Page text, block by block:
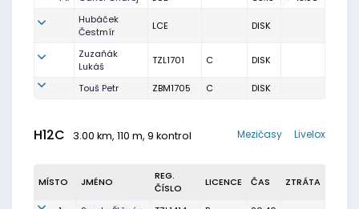
Hubáček
Čestmír
LCE DISK
Zuzaňák
Lukáš
TZL1701 C DISK
Touš Petr ZBM1705 C DISK
H12C 3.00 km, 110 m, 9 kontrol Livelox
Mezičasy
MÍSTO JMÉNO
REG.
ČÍSLO
LICENCE ČAS ZTRÁTA